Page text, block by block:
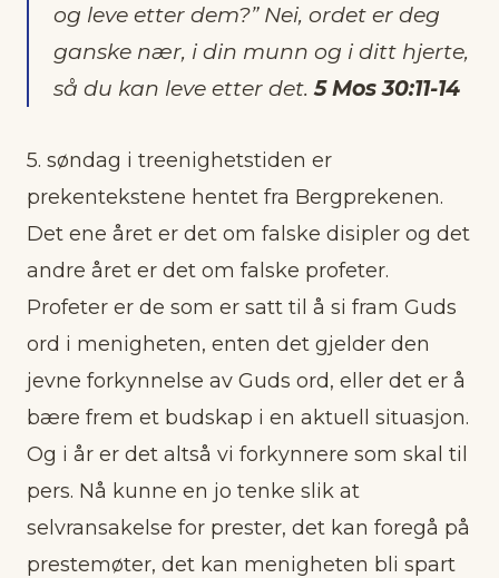
og leve etter dem?” Nei, ordet er deg
ganske nær, i din munn og i ditt hjerte,
så du kan leve etter det. 5 Mos 30:11-14
5. søndag i treenighetstiden er
prekentekstene hentet fra Bergprekenen.
Det ene året er det om falske disipler og det
andre året er det om falske profeter.
Profeter er de som er satt til å si fram Guds
ord i menigheten, enten det gjelder den
jevne forkynnelse av Guds ord, eller det er å
bære frem et budskap i en aktuell situasjon.
Og i år er det altså vi forkynnere som skal til
pers. Nå kunne en jo tenke slik at
selvransakelse for prester, det kan foregå på
prestemøter, det kan menigheten bli spart